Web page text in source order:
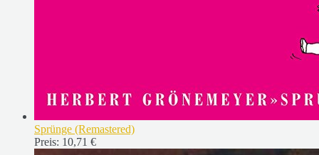
Sprünge (Remastered)
Preis: 10,71 €